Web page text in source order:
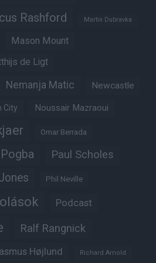
Rashford Martin Dubravka
Mason Mount
de Ligt
Nemanja Matic Newcastle
City Noussair Mazraoui
Omar Berrada
Paul Scholes
Phil Neville
Podcast
Ralf Rangnick
Højlund Richard Arnold